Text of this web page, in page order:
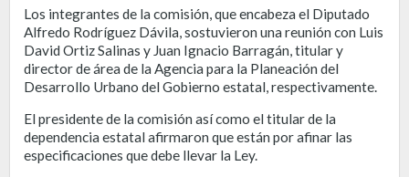
Los integrantes de la comisión, que encabeza el Diputado
Alfredo Rodríguez Dávila, sostuvieron una reunión con Luis
David Ortiz Salinas y Juan Ignacio Barragán, titular y
director de área de la Agencia para la Planeación del
Desarrollo Urbano del Gobierno estatal, respectivamente.
El presidente de la comisión así como el titular de la
dependencia estatal afirmaron que están por afinar las
especificaciones que debe llevar la Ley.